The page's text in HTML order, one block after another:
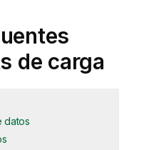
de carga
datos